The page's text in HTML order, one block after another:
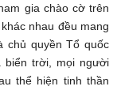
gia chào cờ trên
nhau đều mang
chủ quyền Tổ quốc
biển trời, mọi người
thể hiện tinh thần